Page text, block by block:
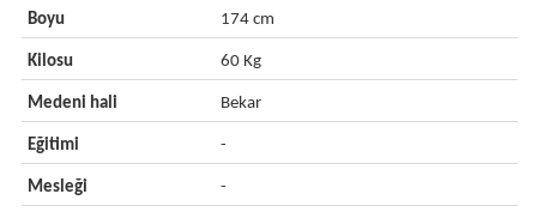
Boyu 174 cm
Kilosu 60 Kg
Medeni hali Bekar
Eğitimi -
Mesleği -